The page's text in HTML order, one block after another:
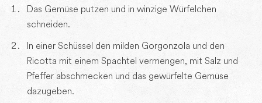
Das Gemüse putzen und in winzige Würfelchen
schneiden.
In einer Schüssel den milden Gorgonzola und den
Ricotta mit einem Spachtel vermengen, mit Salz und
Pfeffer abschmecken und das gewürfelte Gemüse
dazugeben.